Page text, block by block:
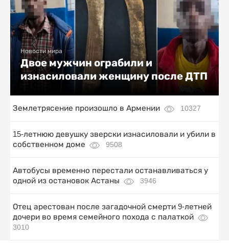
Новости мира
Двое мужчин ограбили и
изнасиловали женщину после ДТП
Землетрясение произошло в Армении 10327
15-летнюю девушку зверски изнасиловали и убили в
собственном доме
9508
Автобусы временно перестали останавливаться у
одной из остановок Астаны
3946
Отец арестован после загадочной смерти 9-летней
дочери во время семейного похода с палаткой
3010